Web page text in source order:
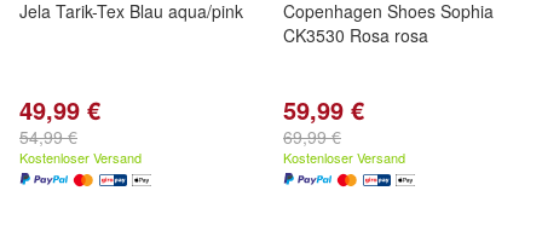
Jela Tarik-Tex Blau aqua/pink
49,99 €
54,99 €
Kostenloser Versand
Copenhagen Shoes Sophia
CK3530 Rosa rosa
59,99 €
69,99 €
Kostenloser Versand